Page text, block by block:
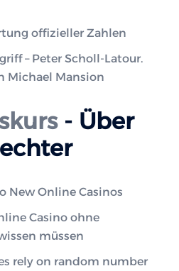
offizieller Zahlen
– Peter Scholl-Latour.
Michael Mansion
- Über
New Online Casinos
Casino ohne
müssen
rely on random number